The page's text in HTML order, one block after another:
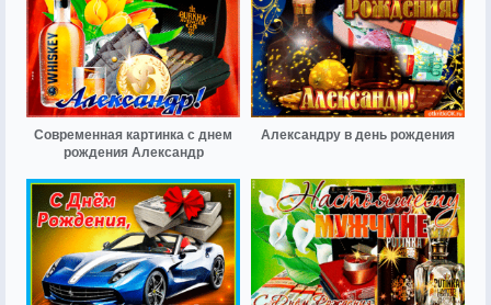
Современная картинка с днем
рождения Александр
Александру в день рождения